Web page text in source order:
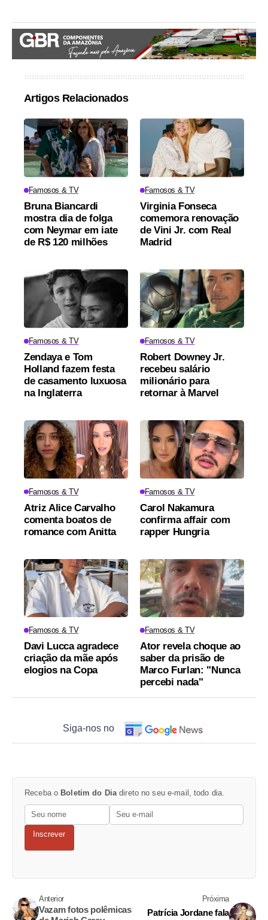
Artigos Relacionados
Famosos & TV
Bruna Biancardi
mostra dia de folga
com Neymar em iate
de R$ 120 milhões
Famosos & TV
Virginia Fonseca
comemora renovação
de Vini Jr. com Real
Madrid
Famosos & TV
Zendaya e Tom
Holland fazem festa
de casamento luxuosa
na Inglaterra
Famosos & TV
Robert Downey Jr.
recebeu salário
milionário para
retornar à Marvel
Famosos & TV
Atriz Alice Carvalho
comenta boatos de
romance com Anitta
Famosos & TV
Carol Nakamura
confirma affair com
rapper Hungria
Famosos & TV
Davi Lucca agradece
criação da mãe após
elogios na Copa
Famosos & TV
Ator revela choque ao
saber da prisão de
Marco Furlan: "Nunca
percebi nada"
Siga-nos no
Receba o Boletim do Diadireto no seu e-mail, todo dia.
Inscrever
Anterior
Vazam fotos polêmicas
Próxima
Patrícia Jordane fala